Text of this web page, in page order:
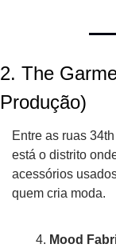
2. The
Produção)
Entre as ruas
está o distrito
acessórios
quem cria moda.
Mood